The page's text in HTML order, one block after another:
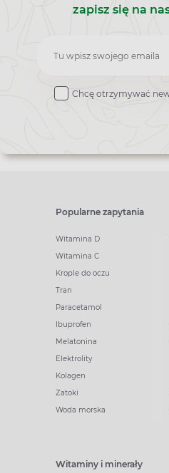
zapisz się na
Zapisz
do
Chcę otrzymywać
Popularne zapytania
Witamina D
Witamina C
Krople do oczu
Tran
Paracetamol
Ibuprofen
Melatonina
Elektrolity
Kolagen
Zatoki
Woda morska
Witaminy i minerały